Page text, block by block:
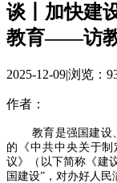
谈丨加快建
教育——访教
2025-12-09|浏览：
作者：
教育是强国建设
的《中共中央关于
议》（以下简称《建
国建设”，对办好人民